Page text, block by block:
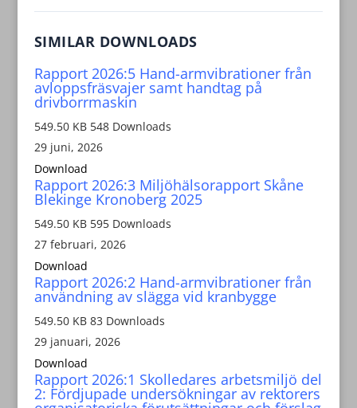
SIMILAR DOWNLOADS
Rapport 2026:5 Hand-armvibrationer från
avloppsfräsvajer samt handtag på
drivborrmaskin
549.50 KB 548 Downloads
29 juni, 2026
Download
Rapport 2026:3 Miljöhälsorapport Skåne
Blekinge Kronoberg 2025
549.50 KB 595 Downloads
27 februari, 2026
Download
Rapport 2026:2 Hand-armvibrationer från
användning av slägga vid kranbygge
549.50 KB 83 Downloads
29 januari, 2026
Download
Rapport 2026:1 Skolledares arbetsmiljö del
2: Fördjupade undersökningar av rektorers